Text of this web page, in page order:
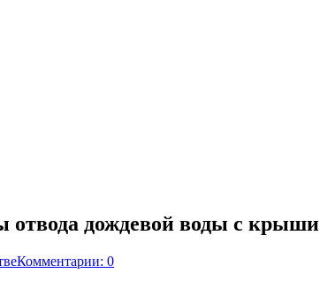
отвода дождевой воды с крыши
Комментарии: 0